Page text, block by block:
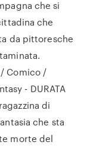
che si
che
da pittoresche
Comico /
- DURATA
di
che sta
morte del